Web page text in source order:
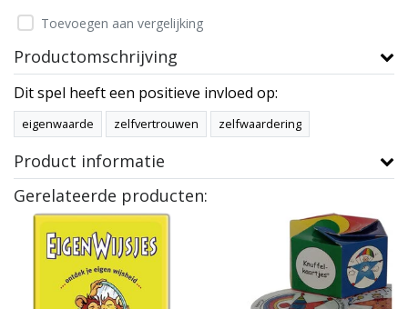
Toevoegen aan vergelijking
Productomschrijving
Dit spel heeft een positieve invloed op:
eigenwaarde zelfvertrouwen zelfwaardering
Product informatie
Gerelateerde producten: